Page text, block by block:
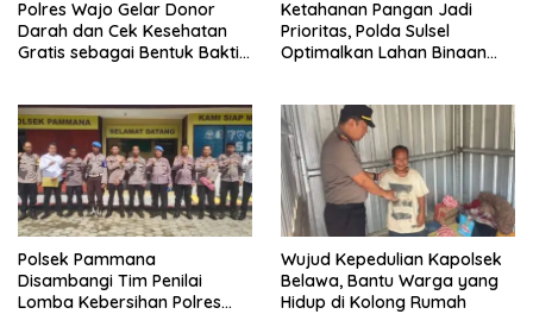
Polres Wajo Gelar Donor
Darah dan Cek Kesehatan
Gratis sebagai Bentuk Bakti
Ketahanan Pangan Jadi
Prioritas, Polda Sulsel
Optimalkan Lahan Binaan
Polsek Pammana
Disambangi Tim Penilai
Lomba Kebersihan Polres
Wujud Kepedulian Kapolsek
Belawa, Bantu Warga yang
Hidup di Kolong Rumah